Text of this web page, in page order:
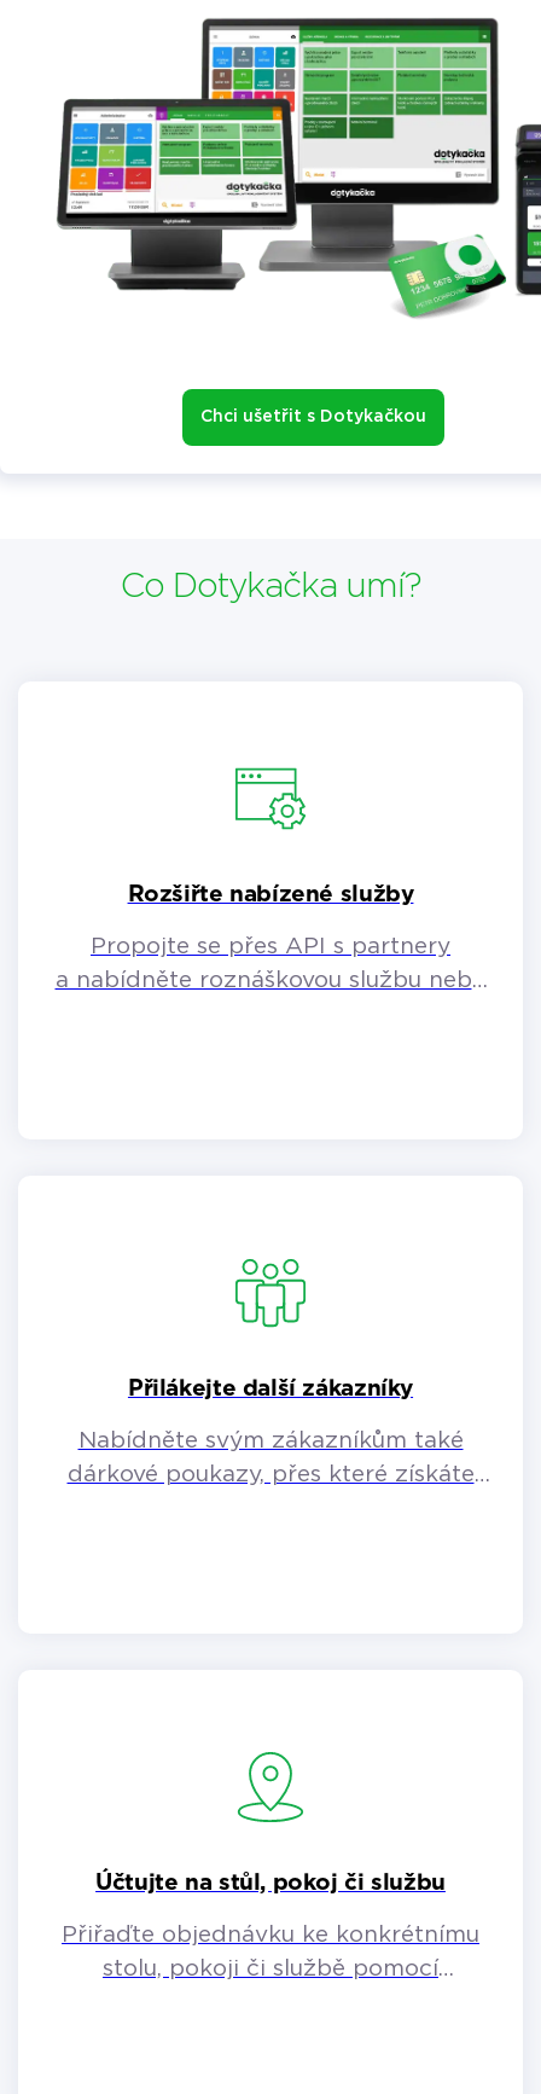
Chci ušetřit s Dotykačkou
Co Dotykačka umí?
Rozšiřte nabízené služby
Propojte se přes API s partnery
a nabídněte roznáškovou službu nebo
Přilákejte další zákazníky
Nabídněte svým zákazníkům také
dárkové poukazy, přes které získáte
Účtujte na stůl, pokoj či službu
Přiřaďte objednávku ke konkrétnímu
stolu, pokoji či službě pomocí